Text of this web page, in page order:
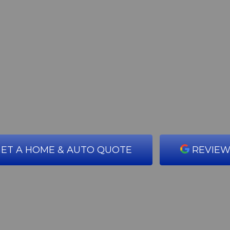
A HOME & AUTO QUOTE